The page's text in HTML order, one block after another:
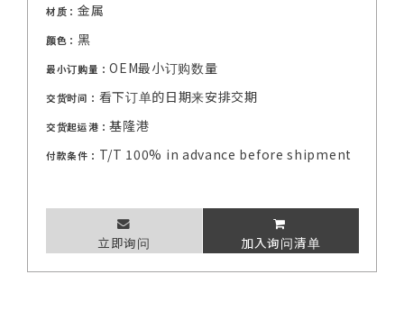
材质：金属
颜色：黑
最小订购量：OEM最小订购数量
交货时间： 看下订单的日期来安排交期
交货起运港：基隆港
付款条件： T/T 100% in advance before shipment
立即询问 加入询问清单